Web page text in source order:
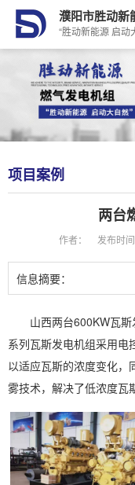
濮阳市胜动新
“胜动新能源 启动
项目案例
两台
作者： 发布时
信息摘要：
山西两台600KW瓦
系列瓦斯发电机组采用电
以适应瓦斯的浓度变化，
雾技术，解决了低浓度瓦